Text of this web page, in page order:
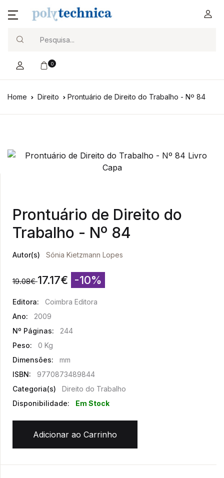
0
Home Direito Prontuário de Direito do Trabalho - Nº 84
Prontuário de Direito do
Trabalho - Nº 84
Autor(s) Sónia Kietzmann Lopes
19.08€ 17.17€ -10%
Editora:
Coimbra Editora
Ano:
2009
Nº Páginas:
244
Peso:
0 Kg
Dimensões:
mm
ISBN:
9770873489844
Categoria(s)
Direito do Trabalho
Disponibilidade:
Em Stock
Adicionar ao Carrinho